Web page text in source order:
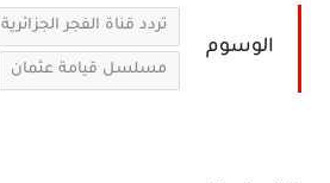
الوسوم
تردد قناة الفجر الجزائرية
مسلسل قيامة عثمان